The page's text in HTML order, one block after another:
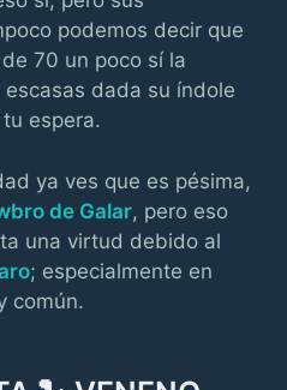
podemos decir que
70 un poco sí la
dada su índole
espera.
ya ves que es pésima,
de Galar, pero eso
una virtud debido al
; especialmente en
común.